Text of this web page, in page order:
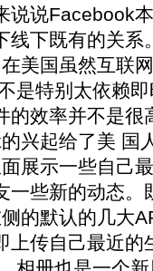
说说Facebook
线下既有的关
美国虽然互联
是特别太依赖
的效率并不是很
兴起给了美 国
展示一些自己
一些新的动态。
的默认的几大
上传自己最近的